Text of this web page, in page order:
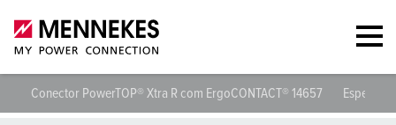
Conector PowerTOP® Xtra R com ErgoCONTACT® 14657